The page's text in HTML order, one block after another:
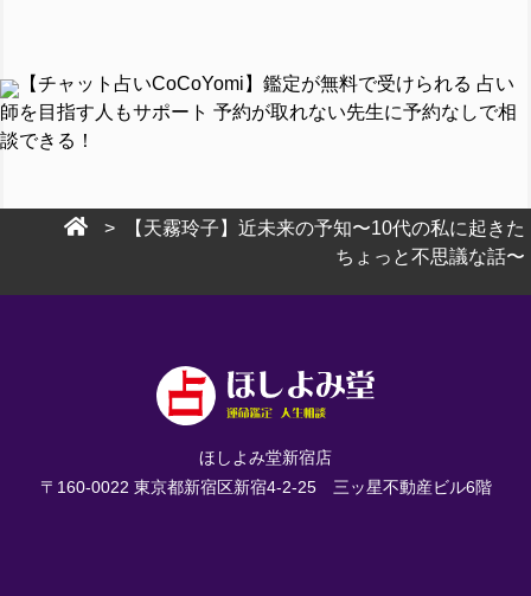
【チャット占いCoCoYomi】鑑定が無料で受けられる 占い
師を目指す人もサポート 予約が取れない先生に予約なしで相
談できる！
> 【天霧玲子】近未来の予知〜10代の私に起きた
ちょっと不思議な話〜
ほしよみ堂新宿店
〒160-0022 東京都新宿区新宿4-2-25 三ッ星不動産ビル6階